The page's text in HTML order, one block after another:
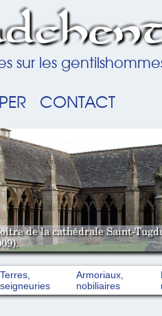
sur les
CONTACT
de la cathédrale Saint-
Terres,
seigneuries
Armoriaux,
nobiliaires